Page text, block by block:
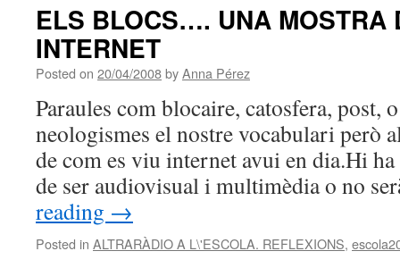
ELS BLOCS…. UNA MOSTRA
INTERNET
Posted on 20/04/2008byAnna Pérez
Paraules com blocaire, catosfera,
neologismes el nostre vocabulari però
de com es viu internet avui en dia.Hi
de ser audiovisual i multimèdia o no
reading →
Posted in ALTRARÀDIO A L\'ESCOLA. REFLEXIONS,